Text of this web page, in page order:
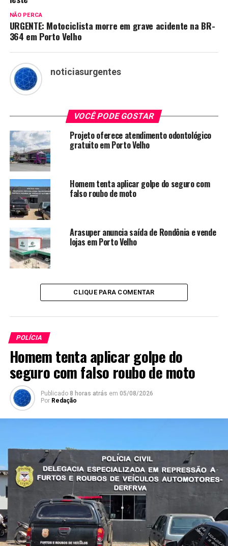
NÃO PERCA
URGENTE: Motociclista morre em grave acidente na BR-
364 em Porto Velho
noticiasurgentes
VOCÊ PODE GOSTAR
Projeto oferece atendimento odontológico
gratuito em Porto Velho
Homem tenta aplicar golpe do seguro com
falso roubo de moto
Arasuper anuncia saída de Rondônia e vende
lojas em Porto Velho
CLIQUE PARA COMENTAR
POLÍCIA
Homem tenta aplicar golpe do
seguro com falso roubo de moto
Publicado 8 horas atrás em 05/08/2026
Por Redação